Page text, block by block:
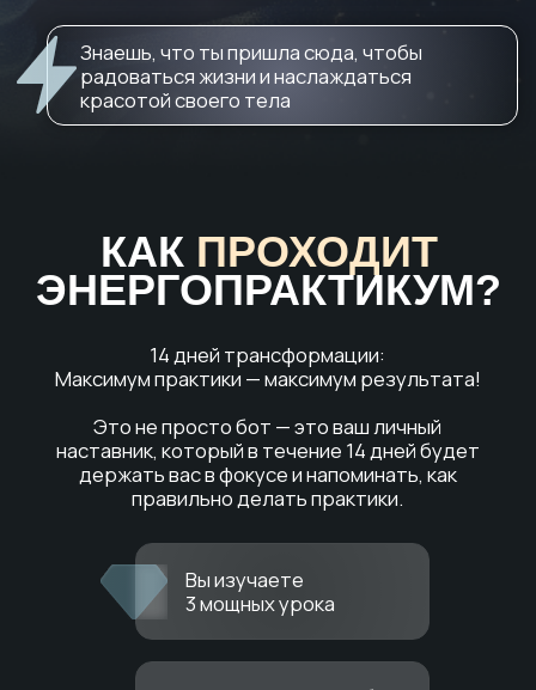
— скидка на онлайн-мастерство 20% (только для тех, кто ещё
не оплатил, на повторное Мастерство в том числе)
Бонус для всех участников — стоимость одной моей
сессии с запросом по телу, здоровью, красоте, активации
— подробный гайд с артикулами и продуктами для красоты
и молодости.
Для тех, кто пока не знаком с методом PWS — специальные
условия на прохождение 25 потока PWS